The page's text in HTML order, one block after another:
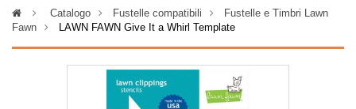
> Catalogo > Fustelle compatibili >
Fustelle e Timbri Lawn
Fawn
> LAWN FAWN Give It a Whirl Template